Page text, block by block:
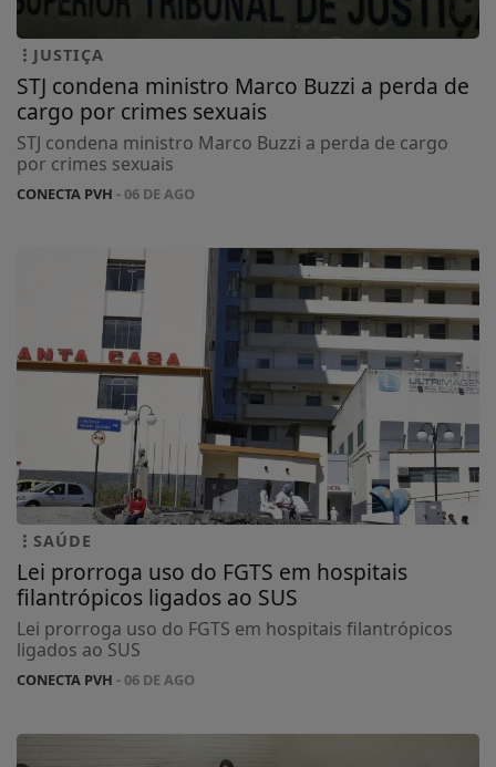
JUSTIÇA
STJ condena ministro Marco Buzzi a perda de
cargo por crimes sexuais
STJ condena ministro Marco Buzzi a perda de cargo
por crimes sexuais
CONECTA PVH - 06 DE AGO
SAÚDE
Lei prorroga uso do FGTS em hospitais
filantrópicos ligados ao SUS
Lei prorroga uso do FGTS em hospitais filantrópicos
ligados ao SUS
CONECTA PVH - 06 DE AGO